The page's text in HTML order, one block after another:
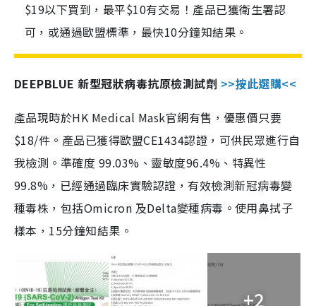
$19以下買到，最平$10有交易！產品已獲衛生署認
可，或通過歐盟標準，最快10分鐘知結果。
DEEPBLUE 新型冠狀病毒抗原檢測試劑 >>按此選購<<
產品現時於HK Medical Mask官網有售，優惠價只要
$18/件。產品已獲得歐盟CE1434認證，可供民眾進行自
我檢測。準確度 99.03%、靈敏度96.4%、特異性
99.8%，已經通過臨床實驗認證，有效檢測新冠病毒變
種毒株，包括Omicron 及Delta變種病毒。使用鼻拭子
樣本，15分鐘知結果。
+2